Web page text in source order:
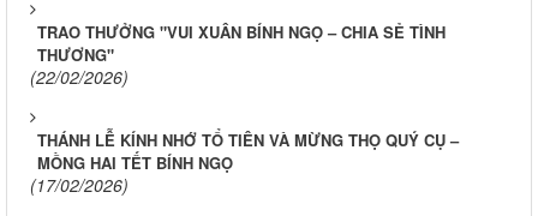
TRAO THƯỞNG "VUI XUÂN BÍNH NGỌ – CHIA SẺ TÌNH
THƯƠNG"
(22/02/2026)
THÁNH LỄ KÍNH NHỚ TỔ TIÊN VÀ MỪNG THỌ QUÝ CỤ –
MỒNG HAI TẾT BÍNH NGỌ
(17/02/2026)